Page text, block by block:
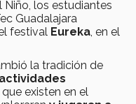
Niño, los estudiantes
Guadalajara
festival Eureka , en el
la tradición de
actividades
que existen en el